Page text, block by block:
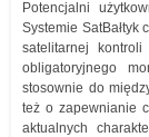
Potencjalni
Systemie SatBałtyk
satelitarnej
obligatoryjnego
stosownie do
też o zapewnianie
aktualnych